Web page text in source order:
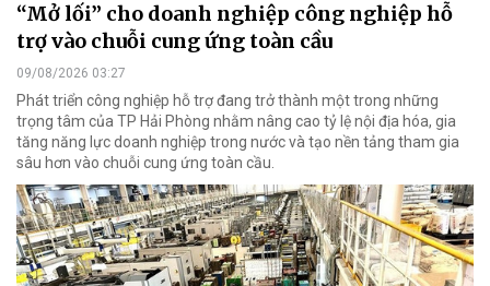
“Mở lối” cho doanh nghiệp công nghiệp hỗ
trợ vào chuỗi cung ứng toàn cầu
09/08/2026 03:27
Phát triển công nghiệp hỗ trợ đang trở thành một trong những
trọng tâm của TP Hải Phòng nhằm nâng cao tỷ lệ nội địa hóa, gia
tăng năng lực doanh nghiệp trong nước và tạo nền tảng tham gia
sâu hơn vào chuỗi cung ứng toàn cầu.